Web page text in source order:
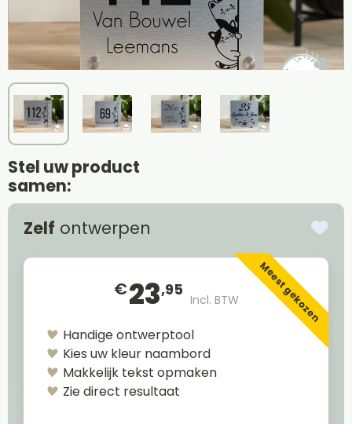
Stel uw product
samen:
Zelf ontwerpen
€23,95
Incl. BTW Meest gekozen
Handige ontwerptool
Kies uw kleur naambord
Makkelijk tekst opmaken
Zie direct resultaat